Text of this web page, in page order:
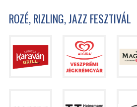
ROZÉ, RIZLING, JAZZ FESZTIVÁL